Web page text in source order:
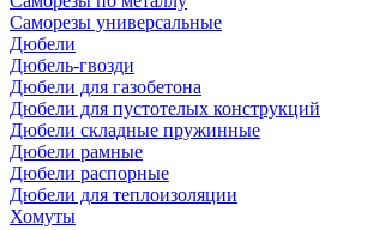
Саморезы универсальные
Дюбели
Дюбель-гвозди
Дюбели для газобетона
Дюбели для пустотелых конструкций
Дюбели складные пружинные
Дюбели рамные
Дюбели распорные
Дюбели для теплоизоляции
Хомуты